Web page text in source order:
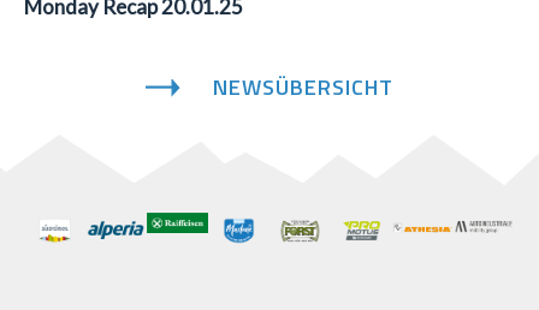
Monday Recap 20.01.25
NEWSÜBERSICHT